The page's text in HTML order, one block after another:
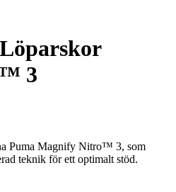
Löparskor
3
Puma Magnify Nitro™ 3, som
teknik för ett optimalt stöd.